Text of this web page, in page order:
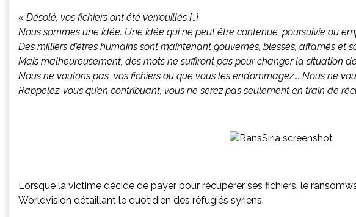
« Désolé, vos fichiers ont été verrouillés […]
Nous sommes une idée. Une idée qui ne peut être contenue, poursuivie ou
Des milliers d’êtres humains sont maintenant gouvernés, blessés, affamés et
Mais malheureusement, des mots ne suffiront pas pour changer la situation
Nous ne voulons pas vos fichiers ou que vous les endommagez…. Nous ne
Rappelez-vous qu’en contribuant, vous ne serez pas seulement en train de
Lorsque la victime décide de payer pour récupérer ses fichiers, le
Worldvision détaillant le quotidien des réfugiés syriens.